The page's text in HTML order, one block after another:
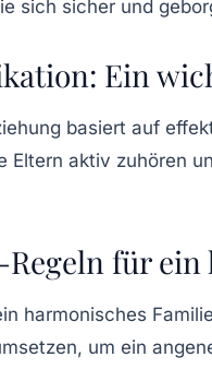
sich sicher und
Ein
basiert auf
Eltern aktiv zuhören
für
harmonisches
um ein